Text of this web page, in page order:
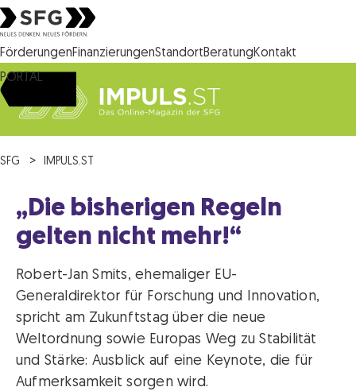
Steirische Wirtschaftsförderungsgesellschaft mbH SFG Logo
FörderungenFinanzierungenStandortBeratungKontakt
PORTAL
SFG IMPULS.ST
„Die bisherigen Regeln
gelten nicht mehr!“
Robert-Jan Smits, ehemaliger EU-
Generaldirektor für Forschung und Innovation,
spricht am Zukunftstag über die neue
Weltordnung sowie Europas Weg zu Stabilität
und Stärke: Ausblick auf eine Keynote, die für
Aufmerksamkeit sorgen wird.